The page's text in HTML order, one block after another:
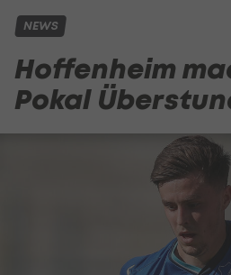
NEWS
Hoffenheim
Pokal